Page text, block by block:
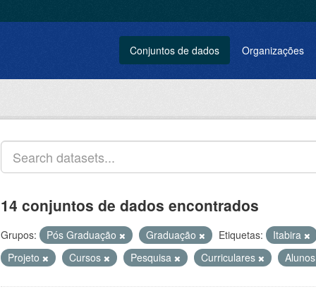
Conjuntos de dados Organizações
14 conjuntos de dados encontrados
Grupos: Pós Graduação Graduação Etiquetas:
Itabira
Projeto
Cursos Pesquisa Curriculares Alunos